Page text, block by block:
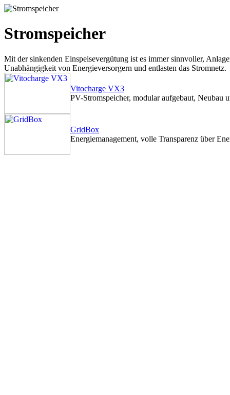
Stromspeicher
Mit der sinkenden Einspeisevergütung ist es immer sinnvoller,
Unabhängigkeit von Energieversorgern und entlasten das Stromnetz.
Vitocharge VX3
PV-Stromspeicher, modular aufgebaut, Neubau
GridBox
Energiemanagement, volle Transparenz über